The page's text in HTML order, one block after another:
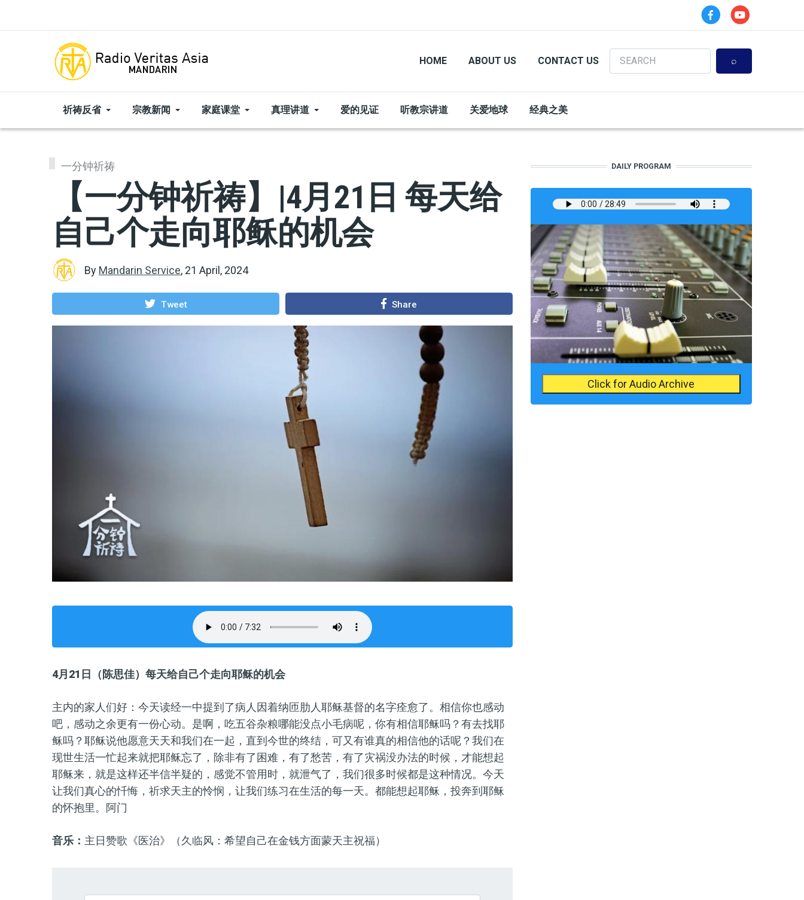
HOME ABOUT US CONTACT US
Search
祈祷反省 宗教新闻 家庭课堂 真理讲道 爱的见证 听教宗讲道 关爱地球 经典之美
一分钟祈祷
【一分钟祈祷】|4月21日 每天给
自己个走向耶稣的机会
By Mandarin Service, 21 April, 2024
Tweet Share
4月21日（陈思佳）每天给自己个走向耶稣的机会
主内的家人们好：今天读经一中提到了病人因着纳匝肋人耶稣基督的名字痊愈了。相信你也感动
吧，感动之余更有一份心动。是啊，吃五谷杂粮哪能没点小毛病呢，你有相信耶稣吗？有去找耶
稣吗？耶稣说他愿意天天和我们在一起 ， 直到今世的终结，可又有谁真的相信他的话呢？我们在
现世生活一忙起来就把耶稣忘了，除非有了困难，有了愁苦，有了灾祸没办法的时候， 才能想起
耶稣来，就是这样还半信半疑的， 感觉不管用时， 就泄气了， 我们很多时候都是这种情况。今天
让我们真心的忏悔，祈求天主的怜悯 ， 让我们练习在生活的每一天。 都能想起耶稣 ， 投奔到 耶稣
的怀抱里。 阿门
音乐： 主日赞歌 《医治》（久临风 ： 希望自己在金钱方面蒙天主祝福）
DAILY PROGRAM
Click for Audio Archive